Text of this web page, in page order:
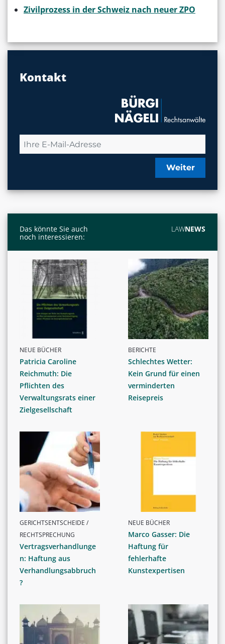
Zivilprozess in der Schweiz nach neuer ZPO
Kontakt
Weiter
Das könnte Sie auch
noch interessieren:
LAWNEWS
NEUE BÜCHER
Patricia Caroline
Reichmuth: Die
Pflichten des
Verwaltungsrats einer
Zielgesellschaft
BERICHTE
Schlechtes Wetter:
Kein Grund für einen
verminderten
Reisepreis
GERICHTSENTSCHEIDE /
RECHTSPRECHUNG
Vertragsverhandlunge
n: Haftung aus
Verhandlungsabbruch
?
NEUE BÜCHER
Marco Gasser: Die
Haftung für
fehlerhafte
Kunstexpertisen